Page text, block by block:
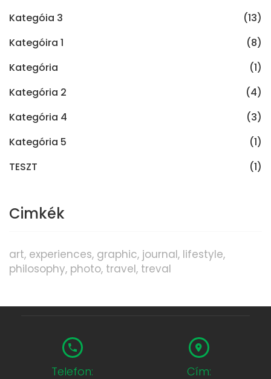
Kategóia 3
(13)
Kategóira 1
(8)
Kategória
(1)
Kategória 2
(4)
Kategória 4
(3)
Kategória 5
(1)
TESZT
(1)
Cimkék
art experiences graphic journal lifestyle
philosophy photo travel treval
Telefon: Cím: